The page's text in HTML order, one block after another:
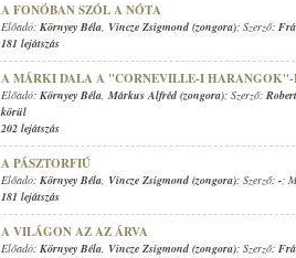
A FONÓBAN SZÓL A NÓTA
Előadó: Környey Béla, Vincze Zsigmond (zongora); Szerző:
181 lejátszás
A MÁRKI DALA A "CORNEVILLE-I HARANGOK"-
Előadó: Környey Béla, Márkus Alfréd (zongora); Szerző:
körül
202 lejátszás
A PÁSZTORFIÚ
Előadó: Környey Béla, Vincze Zsigmond (zongora); Szerző: -;
181 lejátszás
A VILÁGON AZ AZ ÁRVA
Előadó: Környey Béla, Vincze Zsigmond (zongora); Szerző: